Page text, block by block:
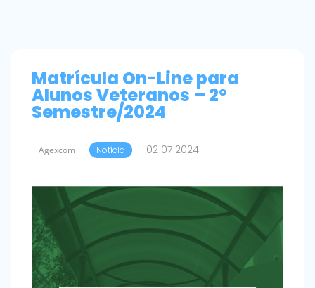
Matrícula On-Line para
Alunos Veteranos – 2º
Semestre/2024
Agexcom Notícia 02 07 2024